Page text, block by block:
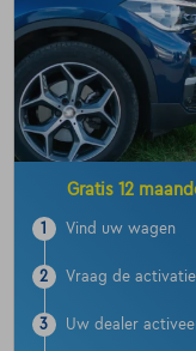
Gratis 12
1 Vind uw wagen
2 Vraag de
3 Uw dealer